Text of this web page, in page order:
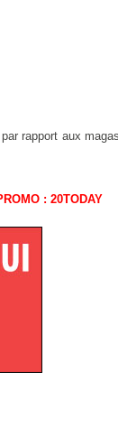
rapport aux
: 20TODAY